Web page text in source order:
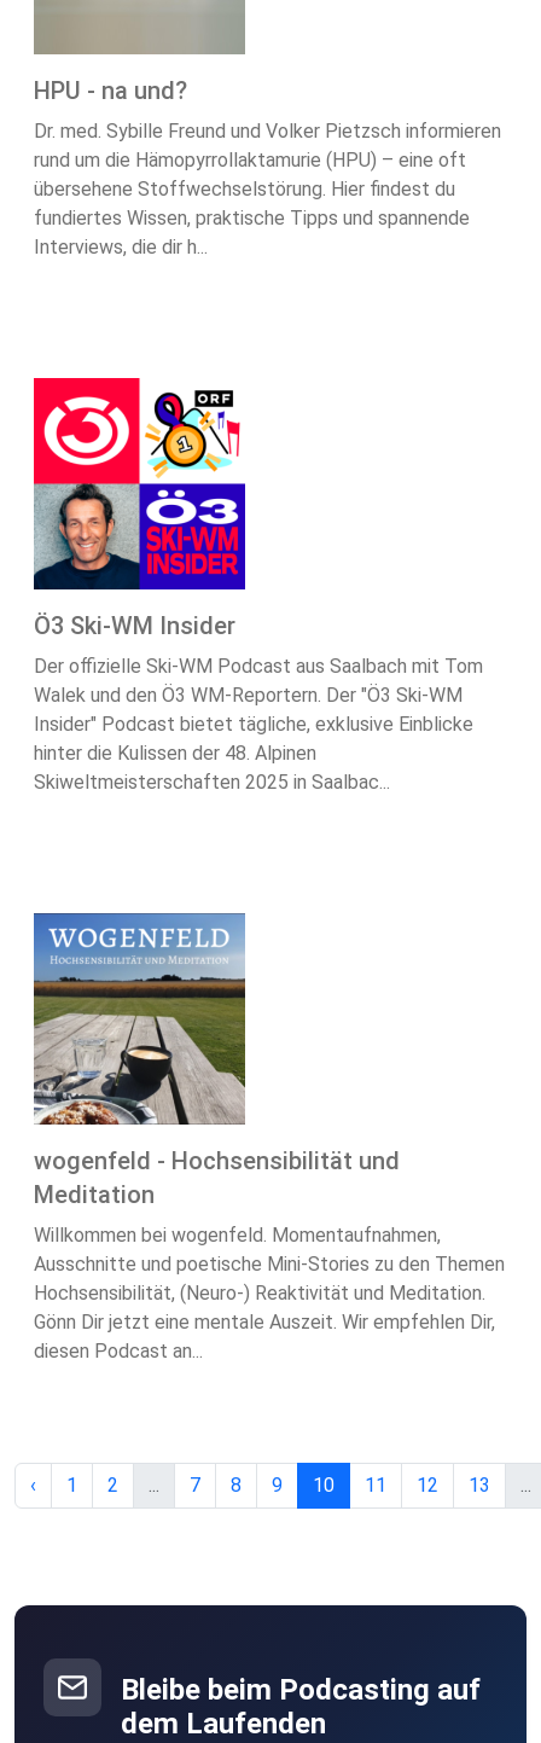
HPU - na und?
Dr. med. Sybille Freund und Volker Pietzsch informieren
rund um die Hämopyrrollaktamurie (HPU) – eine oft
übersehene Stoffwechselstörung. Hier findest du
fundiertes Wissen, praktische Tipps und spannende
Interviews, die dir h...
Ö3 Ski-WM Insider
Der offizielle Ski-WM Podcast aus Saalbach mit Tom
Walek und den Ö3 WM-Reportern. Der "Ö3 Ski-WM
Insider" Podcast bietet tägliche, exklusive Einblicke
hinter die Kulissen der 48. Alpinen
Skiweltmeisterschaften 2025 in Saalbac...
wogenfeld - Hochsensibilität und
Meditation
Willkommen bei wogenfeld. Momentaufnahmen,
Ausschnitte und poetische Mini-Stories zu den Themen
Hochsensibilität, (Neuro-) Reaktivität und Meditation.
Gönn Dir jetzt eine mentale Auszeit. Wir empfehlen Dir,
diesen Podcast an...
‹ 1 2 ... 7 8 9 10 11 12 13 ...
Bleibe beim Podcasting auf
dem Laufenden